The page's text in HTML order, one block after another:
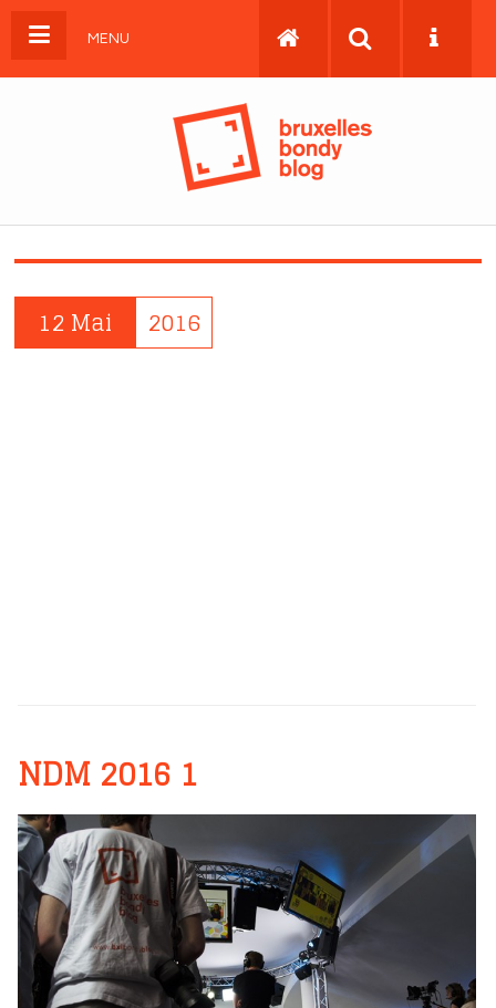
MENU
12 Mai 2016
NDM 2016 1